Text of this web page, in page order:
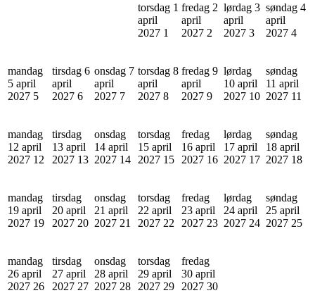
torsdag 1
april
2027 1
fredag 2
april
2027 2
lørdag 3
april
2027 3
søndag 4
april
2027 4
mandag
5 april
2027 5
tirsdag 6
april
2027 6
onsdag 7
april
2027 7
torsdag 8
april
2027 8
fredag 9
april
2027 9
lørdag
10 april
2027 10
søndag
11 april
2027 11
mandag
12 april
2027 12
tirsdag
13 april
2027 13
onsdag
14 april
2027 14
torsdag
15 april
2027 15
fredag
16 april
2027 16
lørdag
17 april
2027 17
søndag
18 april
2027 18
mandag
19 april
2027 19
tirsdag
20 april
2027 20
onsdag
21 april
2027 21
torsdag
22 april
2027 22
fredag
23 april
2027 23
lørdag
24 april
2027 24
søndag
25 april
2027 25
mandag
26 april
2027 26
tirsdag
27 april
2027 27
onsdag
28 april
2027 28
torsdag
29 april
2027 29
fredag
30 april
2027 30